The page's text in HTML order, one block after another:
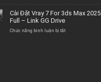
GG
Project
Full
Cài Đặt Vray 7 For 3ds Max 2025
Full – Link GG Drive
Chức năng bình luận bị tắtở